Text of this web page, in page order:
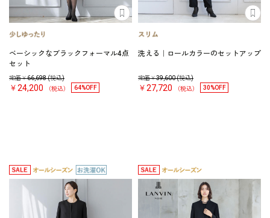
ベーシックなブラックフォーマル4点
セット
定価￥66,698(税込)
￥24,200 （税込） 64%OFF
洗える｜ロールカラーのセットアップ
定価￥39,600(税込)
￥27,720 （税込） 30%OFF